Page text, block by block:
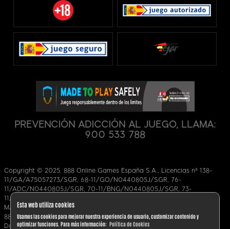
PREVENCIÓN ADICCIÓN AL JUEGO, LLAMA:
900 533 788
Copyright © 2025. 888 Online Games España S.A., Licencias nº 138-
11/GA/A75057273/SGR, 68-11/GO/N0440805J/SGR, 76-
11/ADC/N0440805J/SGR, 70-11/BNG/N0440805J/SGR, 73-
11/BLJ/N0440805J/SGR, 71-11/POQ/N0440805J7SGR,
MAZ/2014/008, una filial de evoke Plc.
888 Online Games España S.A. es una sociedad inscrita en Ceuta;
Domicilio social: Calle Millán Astray nº1, 51001, Ceuta, España.
Esta web utiliza cookies
Usamos las cookies para mejorar nuestra experiencia de usuario, customizar contenido y
optimizar funciones. Para más información: Política de Cookies